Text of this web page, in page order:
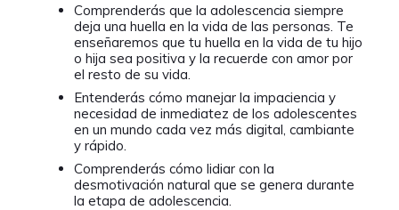
Comprenderás que la adolescencia siempre
deja una huella en la vida de las personas. Te
enseñaremos que tu huella en la vida de tu hijo
o hija sea positiva y la recuerde con amor por
el resto de su vida.
Entenderás cómo manejar la impaciencia y
necesidad de inmediatez de los adolescentes
en un mundo cada vez más digital, cambiante
y rápido.
Comprenderás cómo lidiar con la
desmotivación natural que se genera durante
la etapa de adolescencia.